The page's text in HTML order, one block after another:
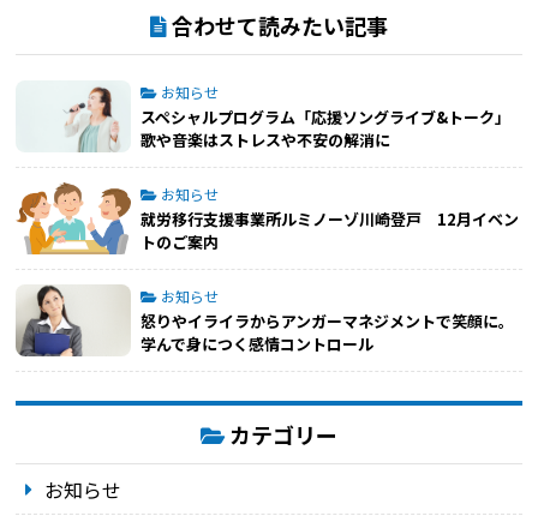
合わせて読みたい記事
お知らせ
スペシャルプログラム「応援ソングライブ&トーク」
歌や音楽はストレスや不安の解消に
お知らせ
就労移行支援事業所ルミノーゾ川崎登戸 12月イベン
トのご案内
お知らせ
怒りやイライラからアンガーマネジメントで笑顔に。
学んで身につく感情コントロール
カテゴリー
お知らせ